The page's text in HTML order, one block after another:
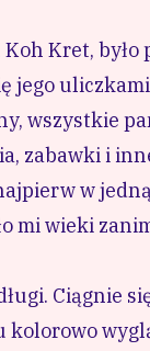
Kret, było
jego
wszystkie
zabawki i
w
mi wieki
Ciągnie
kolorowo